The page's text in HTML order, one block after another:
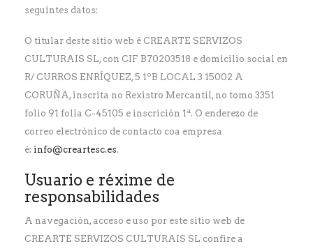
seguintes datos:
O titular deste sitio web é CREARTE SERVIZOS
CULTURAIS SL, con CIF B70203518 e domicilio social en
R/ CURROS ENRÍQUEZ, 5 1ºB LOCAL 3 15002 A
CORUÑA, inscrita no Rexistro Mercantil, no tomo 3351
folio 91 folla C-45105 e inscrición 1ª. O enderezo de
correo electrónico de contacto coa empresa
é: info@creartesc.es.
Usuario e réxime de
responsabilidades
A navegación, acceso e uso por este sitio web de
CREARTE SERVIZOS CULTURAIS SL confire a